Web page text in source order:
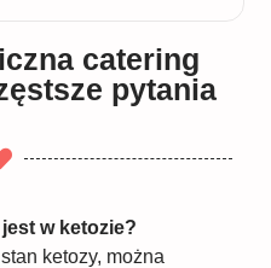
catering
pytania
w ketozie?
ketozy, można